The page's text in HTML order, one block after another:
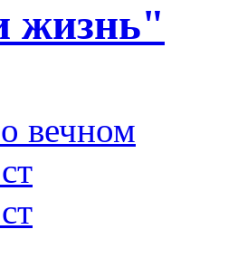
жизнь"
вечном